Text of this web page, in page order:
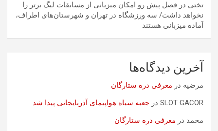
تختی در فصل پیش رو امکان میزبانی از مسابقات لیگ برتر را
نخواهد داشت/ سه ورزشگاه در تهران و شهرستان‌های اطراف،
آماده میزبانی هستند
آخرین دیدگاه‌ها
مرضیه در معرفی دره ستارگان
SLOT GACOR در جعبه سیاه هواپیمای آذربایجانی پیدا شد
محمد در معرفی دره ستارگان